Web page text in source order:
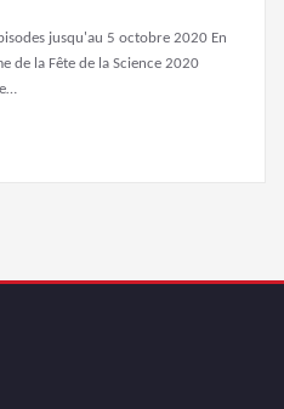
jusqu'au 5 octobre 2020 En
de la Fête de la Science 2020